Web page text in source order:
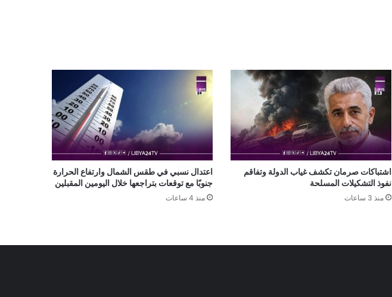
اشتباكات صرمان تكشف غياب الدولة وتفاقم
نفوذ التشكيلات المسلحة
منذ 3 ساعات
اعتدال نسبي في طقس الشمال وارتفاع الحرارة
جنوبًا مع توقعات بتراجعها خلال اليومين المقبلين
منذ 4 ساعات